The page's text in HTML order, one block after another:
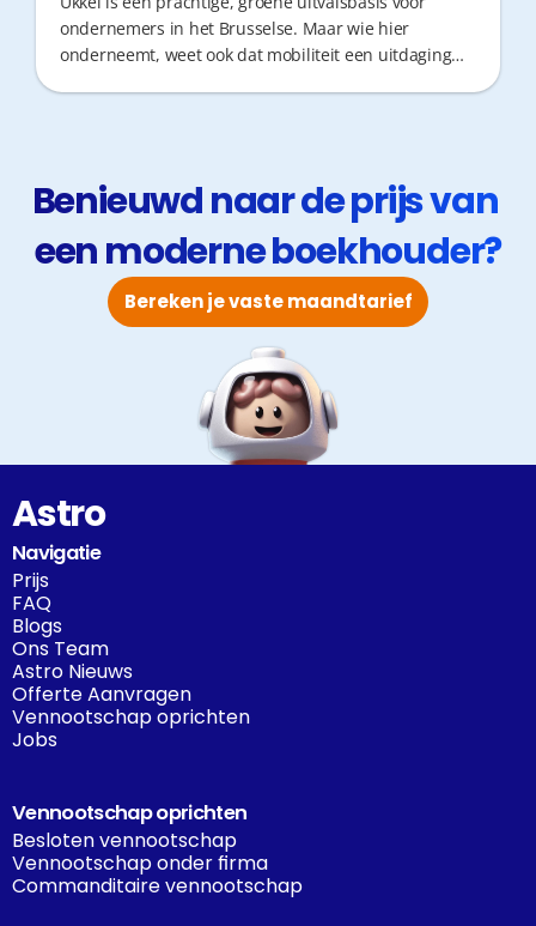
ondernemers in het Brusselse. Maar wie hier
onderneemt, weet ook dat mobiliteit een uitdaging
Benieuwd naar de prijs van
een moderne boekhouder?
Bereken je vaste maandtarief
Astro
Navigatie
Prijs
FAQ
Blogs
Ons Team
Astro Nieuws
Offerte Aanvragen
Vennootschap oprichten
Jobs
Vennootschap oprichten
Besloten vennootschap
Vennootschap onder firma
Commanditaire vennootschap